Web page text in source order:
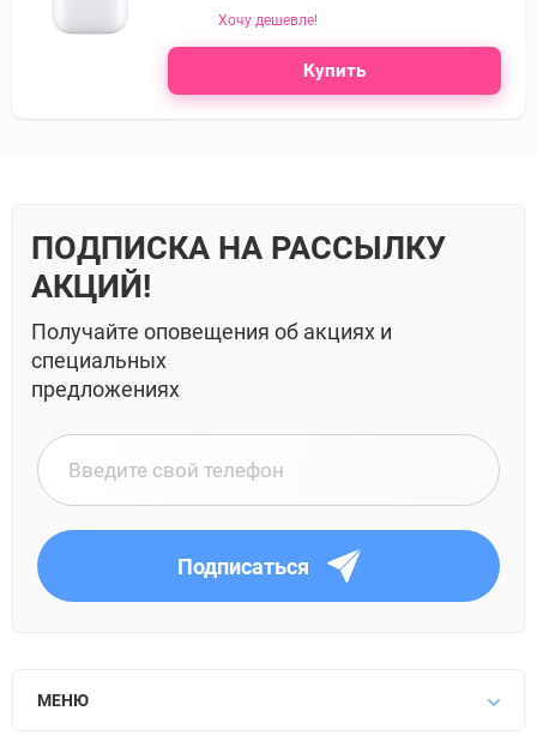
Хочу дешевле!
Купить
ПОДПИСКА НА РАССЫЛКУ
АКЦИЙ!
Получайте оповещения об акциях и
специальных
предложениях
Подписаться
МЕНЮ